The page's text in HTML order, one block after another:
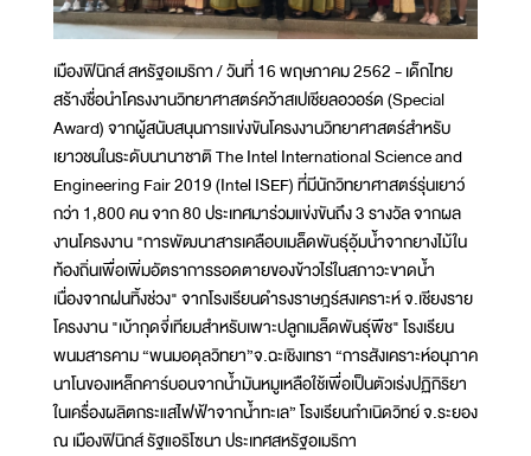
เมืองฟินิกส์ สหรัฐอเมริกา / วันที่ 16 พฤษภาคม 2562 - เด็กไทย
สร้างชื่อนำโครงงานวิทยาศาสตร์คว้าสเปเชียลอวอร์ด (Special
Award) จากผู้สนับสนุนการแข่งขันโครงงานวิทยาศาสตร์สำหรับ
เยาวชนในระดับนานาชาติ The Intel International Science and
Engineering Fair 2019 (Intel ISEF) ที่มีนักวิทยาศาสตร์รุ่นเยาว์
กว่า 1,800 คน จาก 80 ประเทศมาร่วมแข่งขันถึง 3 รางวัล จากผล
งานโครงงาน "การพัฒนาสารเคลือบเมล็ดพันธุ์อุ้มน้ำจากยางไม้ใน
ท้องถิ่นเพื่อเพิ่มอัตราการรอดตายของข้าวไร่ในสภาวะขาดน้ำ
เนื่องจากฝนทิ้งช่วง" จากโรงเรียนดำรงราษฎร์สงเคราะห์ จ.เชียงราย
โครงงาน "เบ้ากุดจี่เทียมสำหรับเพาะปลูกเมล็ดพันธุ์พืช" โรงเรียน
พนมสารคาม “พนมอดุลวิทยา”จ.ฉะเชิงเทรา “การสังเคราะห์อนุภาค
นาโนของเหล็กคาร์บอนจากน้ำมันหมูเหลือใช้เพื่อเป็นตัวเร่งปฏิกิริยา
ในเครื่องผลิตกระแสไฟฟ้าจากน้ำทะเล” โรงเรียนกำเนิดวิทย์ จ.ระยอง
ณ เมืองฟินิกส์ รัฐแอริโซนา ประเทศสหรัฐอเมริกา